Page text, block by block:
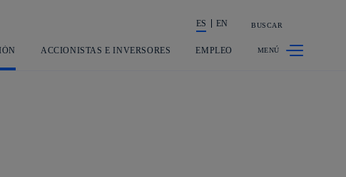
La acción en accionistas e inversores
ES EN BUSCAR
ACCIONISTAS E INVERSORES EMPLEO